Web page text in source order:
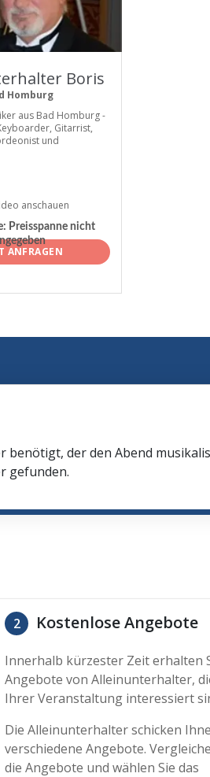
Boris
Homburg
aus Bad Homburg -
Gitarrist,
und
anschauen
Preisspanne nicht
ANFRAGEN
benötigt, der den Abend
gefunden.
2 Kostenlose Angebote
Innerhalb kürzester Zeit erhalten
Angebote von Alleinunterhalter,
Ihrer Veranstaltung interessiert
Die Alleinunterhalter schicken
verschiedene Angebote.
die Angebote und wählen Sie das